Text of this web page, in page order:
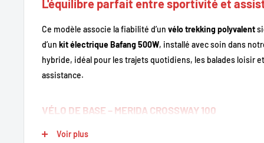
L'équilibre parfait entre sportivité et
Ce modèle associe la fiabilité d’un vélo trekking polyvalent
d’un kit électrique Bafang 500W, installé avec soin dans
hybride, idéal pour les trajets quotidiens, les balades loisir
assistance.
VÉLO DE BASE – MERIDA CROSSWAY 100
Cadre aluminium léger et confortable
Voir plus